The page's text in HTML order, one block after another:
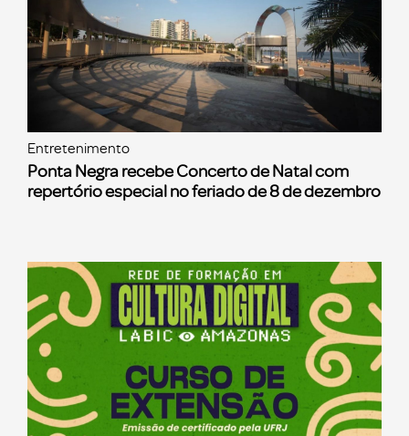
Entretenimento
Ponta Negra recebe Concerto de Natal com
repertório especial no feriado de 8 de dezembro